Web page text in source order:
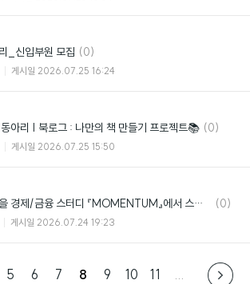
_신입부원 모집 댓
글
(0)
게시일 2026.07.25 16:24
아리 | 북로그 : 나만의 책 만들기 프로젝트📚 댓
(0)
게시일 2026.07.25 15:50
취업 전에 알아두면 좋을 경제/금융 스터디 『MOMENTUM』에서 스터디원을 모집합니다!
댓
(0)
게시일 2026.07.24 19:23
5 6 7 8 9 10 11 ...